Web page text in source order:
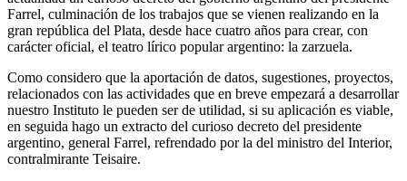
Farrel, culminación de los trabajos que se vienen realizando en la
gran república del Plata, desde hace cuatro años para crear, con
carácter oficial, el teatro lírico popular argentino: la zarzuela.
Como considero que la aportación de datos, sugestiones, proyectos,
relacionados con las actividades que en breve empezará a desarrollar
nuestro Instituto le pueden ser de utilidad, si su aplicación es viable,
en seguida hago un extracto del curioso decreto del presidente
argentino, general Farrel, refrendado por la del ministro del Interior,
contralmirante Teisaire.